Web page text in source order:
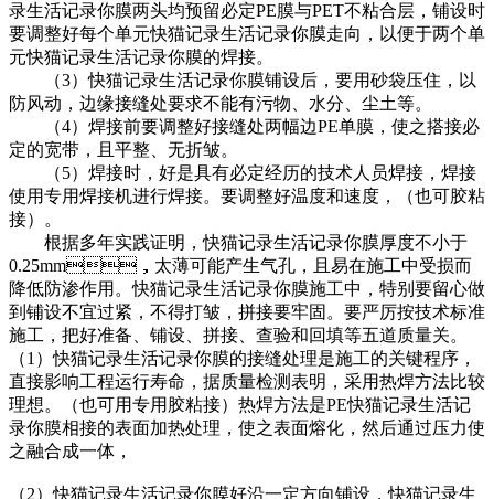
录生活记录你膜两头均预留必定PE膜与PET不粘合层，铺设时
要调整好每个单元快猫记录生活记录你膜走向，以便于两个单
元快猫记录生活记录你膜的焊接。
（3）快猫记录生活记录你膜铺设后，要用砂袋压住，以
防风动，边缘接缝处要求不能有污物、水分、尘土等。
（4）焊接前要调整好接缝处两幅边PE单膜，使之搭接必
定的宽带，且平整、无折皱。
（5）焊接时，好是具有必定经历的技术人员焊接，焊接
使用专用焊接机进行焊接。要调整好温度和速度，（也可胶粘
接）。
根据多年实践证明，快猫记录生活记录你膜厚度不小于
0.25mm，太薄可能产生气孔，且易在施工中受损而
降低防渗作用。快猫记录生活记录你膜施工中，特别要留心做
到铺设不宜过紧，不得打皱，拼接要牢固。要严厉按技术标准
施工，把好准备、铺设、拼接、查验和回填等五道质量关。
（1）快猫记录生活记录你膜的接缝处理是施工的关键程序，
直接影响工程运行寿命，据质量检测表明，采用热焊方法比较
理想。（也可用专用胶粘接）热焊方法是PE快猫记录生活记
录你膜相接的表面加热处理，使之表面熔化，然后通过压力使
之融合成一体，
（2）快猫记录生活记录你膜好沿一定方向铺设，快猫记录生